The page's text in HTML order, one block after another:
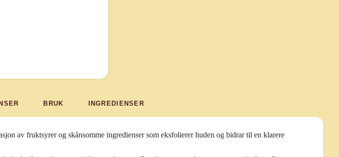
BRUK INGREDIENSER
av fruktsyrer og skånsomme ingredienser som eksfolierer huden og bidrar til en klarere